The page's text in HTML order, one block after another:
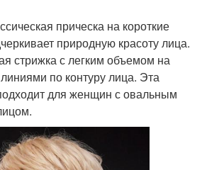
прическа на короткие
природную красоту лица.
стрижка с легким объемом на
по контуру лица. Эта
для женщин с овальным